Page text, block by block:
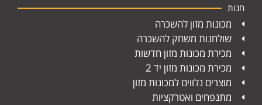
חנות
מכונות מזון להשכרה
שולחנות משחק להשכרה
מכירת מכונות מזון חדשות
מכירת מכונות מזון יד 2
מוצרים נלווים למכונות מזון
מתנפחים ואטרקציות